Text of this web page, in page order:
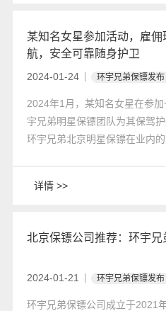
某知名女星参加活动，雇
航，安全可靠随身护卫
2024-01-24 环宇兄弟保镖发布
2024年1月，某知名女星在参
宇兄弟明星保镖团队为其保驾
环宇兄弟北京明星保镖在业内的
详情 >>
北京保镖公司推荐：环宇
2024-01-21 环宇兄弟保镖发布
环宇兄弟保镖公司成立于2021